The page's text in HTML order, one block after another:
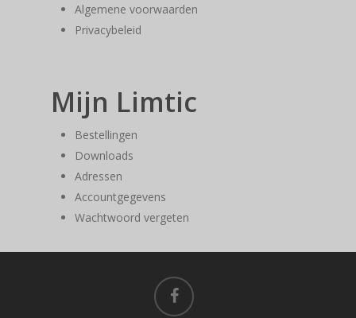
Algemene voorwaarden
Privacybeleid
Mijn Limtic
Bestellingen
Downloads
Adressen
Accountgegevens
Wachtwoord vergeten
facebook